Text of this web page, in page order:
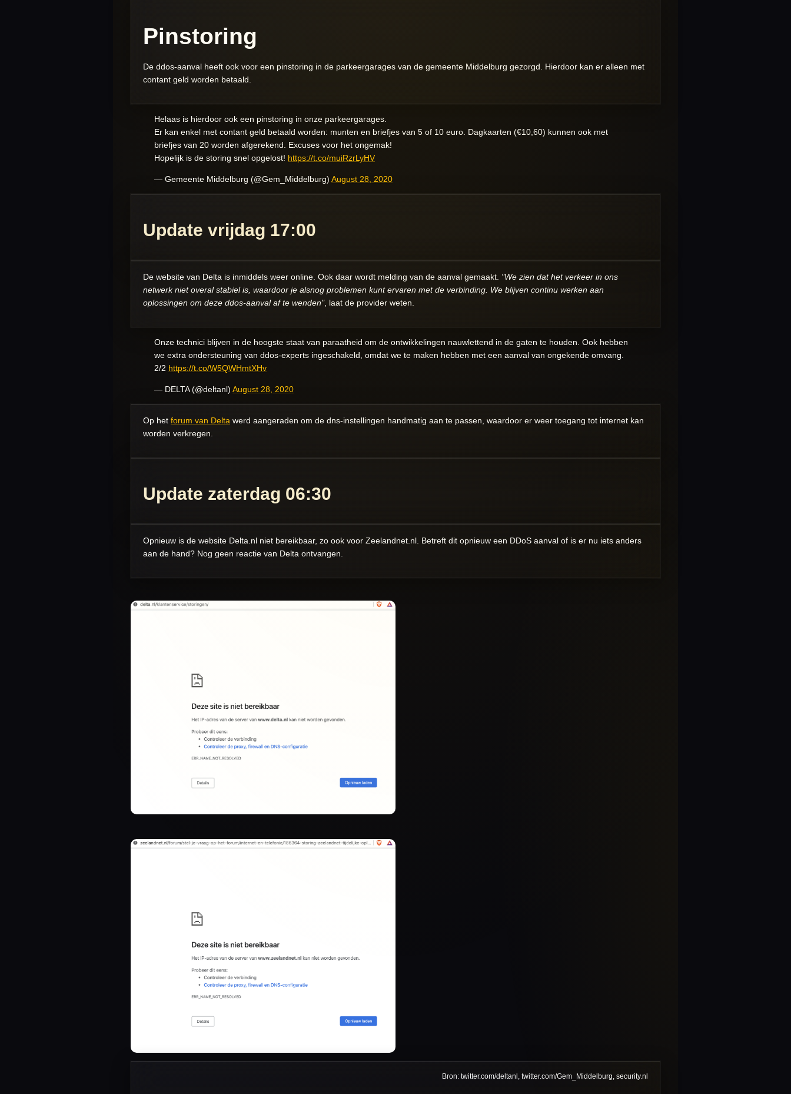
Pinstoring
De ddos-aanval heeft ook voor een pinstoring in de parkeergarages van de gemeente Middelburg gezorgd. Hierdoor kan er alleen met
contant geld worden betaald.
Helaas is hierdoor ook een pinstoring in onze parkeergarages.
Er kan enkel met contant geld betaald worden: munten en briefjes van 5 of 10 euro. Dagkaarten (€10,60) kunnen ook met
briefjes van 20 worden afgerekend. Excuses voor het ongemak!
Hopelijk is de storing snel opgelost! https://t.co/muiRzrLyHV
— Gemeente Middelburg (@Gem_Middelburg) August 28, 2020
Update vrijdag 17:00
De website van Delta is inmiddels weer online. Ook daar wordt melding van de aanval gemaakt. "We zien dat het verkeer in ons
netwerk niet overal stabiel is, waardoor je alsnog problemen kunt ervaren met de verbinding. We blijven continu werken aan
oplossingen om deze ddos-aanval af te wenden", laat de provider weten
Onze technici blijven in de hoogste staat van paraatheid om de ontwikkelingen nauwlettend in de gaten te houden. Ook hebben
we extra ondersteuning van ddos-experts ingeschakeld, omdat we te maken hebben met een aanval van ongekende omvang.
2/2 https://t.co/W5QWHmtXHv
— DELTA (@deltanl) August 28, 2020
Op het forum van Delta werd aangeraden om de dns-instellingen handmatig aan te passen, waardoor er weer toegang tot internet kan
worden verkregen.
Update zaterdag 06:30
Opnieuw is de website Delta.nl niet bereikbaar, zo ook voor Zeelandnet.nl. Betreft dit opnieuw een DDoS aanval of is er nu iets anders
aan de hand? Nog geen reactie van Delta ontvangen.
Bron: twitter.com/deltanl, twitter.com/Gem_Middelburg, security.nl